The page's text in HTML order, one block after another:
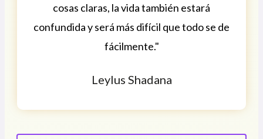
cosas claras, la vida también estará
confundida y será más difícil que todo se de
fácilmente."
Leylus Shadana